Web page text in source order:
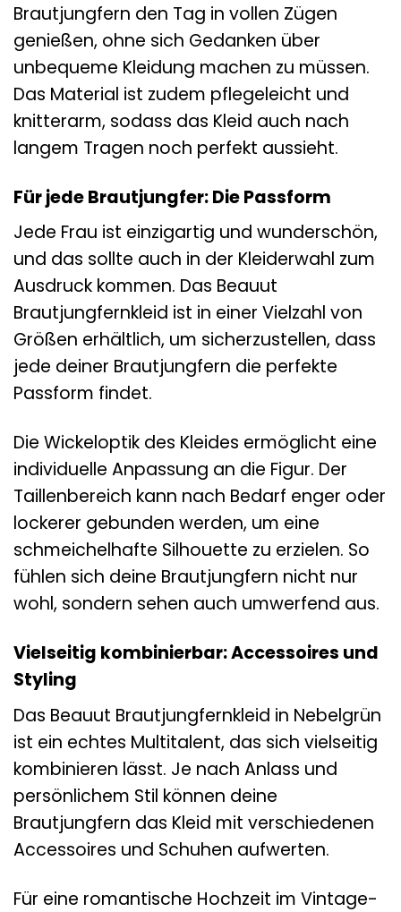
Brautjungfern den Tag in vollen Zügen
genießen, ohne sich Gedanken über
unbequeme Kleidung machen zu müssen.
Das Material ist zudem pflegeleicht und
knitterarm, sodass das Kleid auch nach
langem Tragen noch perfekt aussieht.
Für jede Brautjungfer: Die Passform
Jede Frau ist einzigartig und wunderschön,
und das sollte auch in der Kleiderwahl zum
Ausdruck kommen. Das Beauut
Brautjungfernkleid ist in einer Vielzahl von
Größen erhältlich, um sicherzustellen, dass
jede deiner Brautjungfern die perfekte
Passform findet.
Die Wickeloptik des Kleides ermöglicht eine
individuelle Anpassung an die Figur. Der
Taillenbereich kann nach Bedarf enger oder
lockerer gebunden werden, um eine
schmeichelhafte Silhouette zu erzielen. So
fühlen sich deine Brautjungfern nicht nur
wohl, sondern sehen auch umwerfend aus.
Vielseitig kombinierbar: Accessoires und
Styling
Das Beauut Brautjungfernkleid in Nebelgrün
ist ein echtes Multitalent, das sich vielseitig
kombinieren lässt. Je nach Anlass und
persönlichem Stil können deine
Brautjungfern das Kleid mit verschiedenen
Accessoires und Schuhen aufwerten.
Für eine romantische Hochzeit im Vintage-